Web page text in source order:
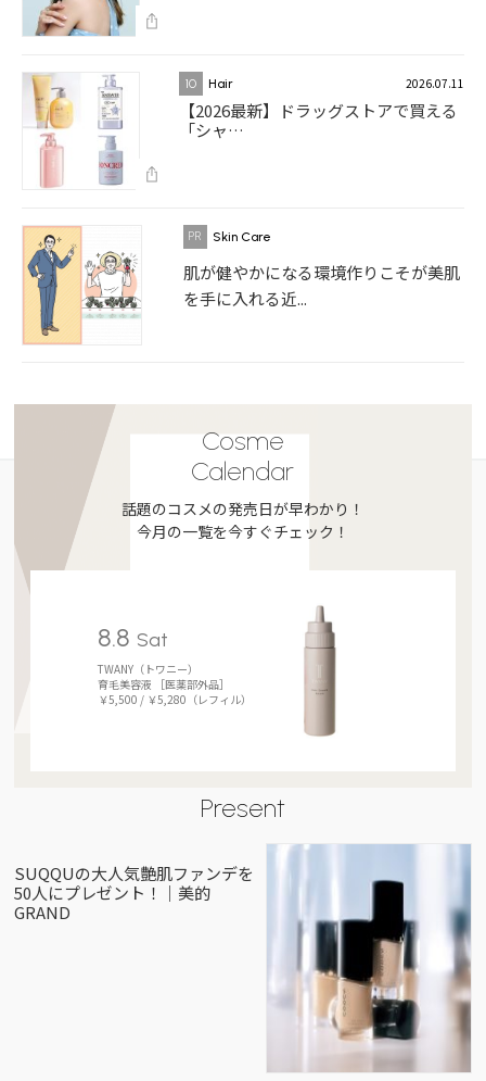
10 Hair 2026.07.11
【2026最新】ドラッグストアで買える
「シャ…
Skin Care
肌が健やかになる環境作りこそが美肌
を手に入れる近...
Cosme
Calendar
話題のコスメの発売日が早わかり！
今月の一覧を今すぐチェック！
8.8 Sat
TWANY（トワニー）
育毛美容液 ［医薬部外品］
￥5,500 / ￥5,280（レフィル）
Present
SUQQUの大人気艶肌ファンデを
50人にプレゼント！｜美的
GRAND